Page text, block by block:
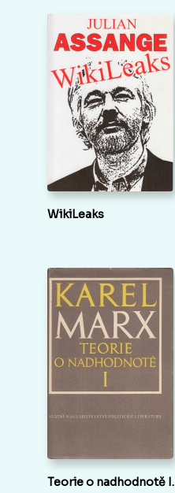
WikiLeaks
Teorie o nadhodnotě I.